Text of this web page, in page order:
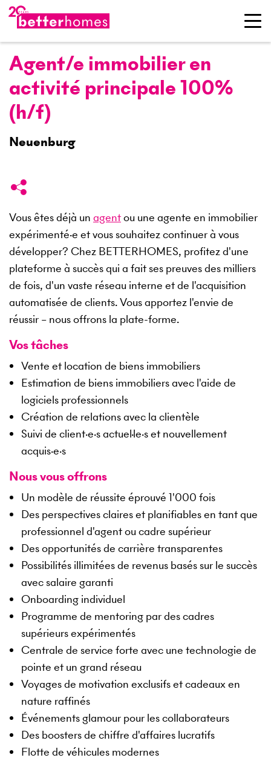
Agent/e immobilier en
activité principale 100%
(h/f)
Neuenburg
Vous êtes déjà un agentou une agente en immobilier
expérimenté·e et vous souhaitez continuer à vous
développer? Chez BETTERHOMES, profitez d'une
plateforme à succès qui a fait ses preuves des milliers
de fois, d'un vaste réseau interne et de l'acquisition
automatisée de clients. Vous apportez l'envie de
réussir – nous offrons la plate-forme.
Vos tâches
Vente et location de biens immobiliers
Estimation de biens immobiliers avec l'aide de
logiciels professionnels
Création de relations avec la clientèle
Suivi de client·e·s actuel·le·s et nouvellement
acquis·e·s
Nous vous offrons
Un modèle de réussite éprouvé 1'000 fois
Des perspectives claires et planifiables en tant que
professionnel d'agent ou cadre supérieur
Des opportunités de carrière transparentes
Possibilités illimitées de revenus basés sur le succès
avec salaire garanti
Onboarding individuel
Programme de mentoring par des cadres
supérieurs expérimentés
Centrale de service forte avec une technologie de
pointe et un grand réseau
Voyages de motivation exclusifs et cadeaux en
nature raffinés
Événements glamour pour les collaborateurs
Des boosters de chiffre d'affaires lucratifs
Flotte de véhicules modernes